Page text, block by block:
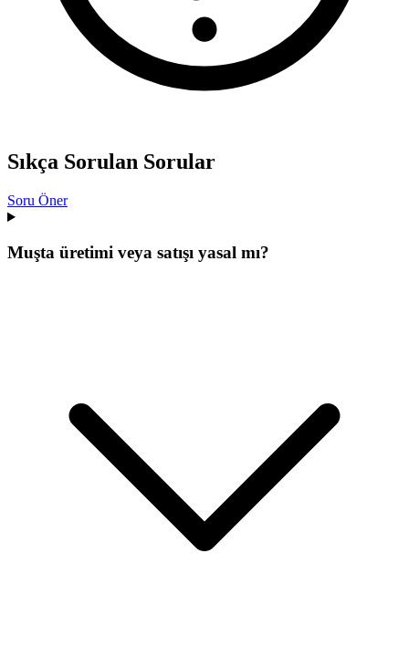
Sıkça Sorulan Sorular
Soru Öner
Muşta üretimi veya satışı yasal mı?